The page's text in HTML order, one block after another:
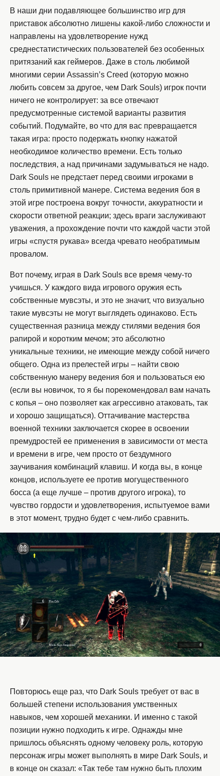
В наши дни подавляющее большинство игр для
приставок абсолютно лишены какой-либо сложности и
направлены на удовлетворение нужд
среднестатистических пользователей без особенных
притязаний как геймеров. Даже в столь любимой
многими серии Assassin’s Creed (которую можно
любить совсем за другое, чем Dark Souls) игрок почти
ничего не контролирует: за все отвечают
предусмотренные системой варианты развития
событий. Подумайте, во что для вас превращается
такая игра: просто подержать кнопку нажатой
необходимое количество времени. Есть только
последствия, а над причинами задумываться не надо.
Dark Souls не предстает перед своими игроками в
столь примитивной манере. Система ведения боя в
этой игре построена вокруг точности, аккуратности и
скорости ответной реакции; здесь враги заслуживают
уважения, а прохождение почти что каждой части этой
игры «спустя рукава» всегда чревато необратимым
провалом.
Вот почему, играя в Dark Souls все время чему-то
учишься. У каждого вида игрового оружия есть
собственные мувсэты, и это не значит, что визуально
такие мувсэты не могут выглядеть одинаково. Есть
существенная разница между стилями ведения боя
рапирой и коротким мечом; это абсолютно
уникальные техники, не имеющие между собой ничего
общего. Одна из прелестей игры – найти свою
собственную манеру ведения боя и пользоваться ею
(если вы новичок, то я бы порекомендовал вам начать
с копья – оно позволяет как агрессивно атаковать, так
и хорошо защищаться). Оттачивание мастерства
военной техники заключается скорее в освоении
премудростей ее применения в зависимости от места
и времени в игре, чем просто от бездумного
заучивания комбинаций клавиш. И когда вы, в конце
концов, используете ее против могущественного
босса (а еще лучше – против другого игрока), то
чувство гордости и удовлетворения, испытуемое вами
в этот момент, трудно будет с чем-либо сравнить.
Повторюсь еще раз, что Dark Souls требует от вас в
большей степени использования умственных
навыков, чем хорошей механики. И именно с такой
позиции нужно подходить к игре. Однажды мне
пришлось объяснять одному человеку роль, которую
персонаж игры может выполнять в мире Dark Souls, и
в конце он сказал: «Так тебе там нужно быть плохим